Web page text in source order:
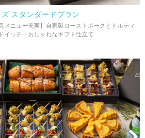
スタンダードプラン
メニュー充実】自家製ローストポークとトルティ
イッチ・おしゃれなギフト仕立て